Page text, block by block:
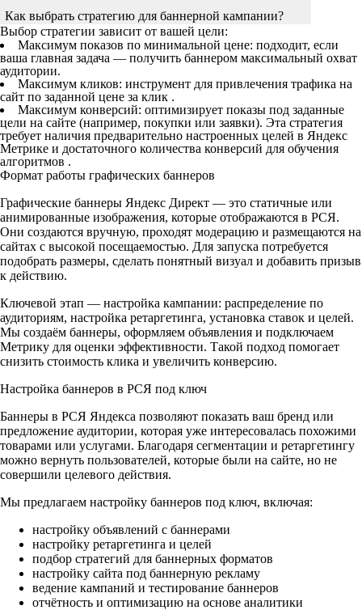
Как выбрать стратегию для баннерной кампании?
Выбор стратегии зависит от вашей цели:
Максимум показов по минимальной цене: подходит, если
ваша главная задача — получить баннером максимальный охват
аудитории.
Максимум кликов: инструмент для привлечения трафика на
сайт по заданной цене за клик .
Максимум конверсий: оптимизирует показы под заданные
цели на сайте (например, покупки или заявки). Эта стратегия
требует наличия предварительно настроенных целей в Яндекс
Метрике и достаточного количества конверсий для обучения
алгоритмов .
Формат работы графических баннеров
Графические баннеры Яндекс Директ — это статичные или
анимированные изображения, которые отображаются в РСЯ.
Они создаются вручную, проходят модерацию и размещаются на
сайтах с высокой посещаемостью. Для запуска потребуется
подобрать размеры, сделать понятный визуал и добавить призыв
к действию.
Ключевой этап — настройка кампании: распределение по
аудиториям, настройка ретаргетинга, установка ставок и целей.
Мы создаём баннеры, оформляем объявления и подключаем
Метрику для оценки эффективности. Такой подход помогает
снизить стоимость клика и увеличить конверсию.
Настройка баннеров в РСЯ под ключ
Баннеры в РСЯ Яндекса позволяют показать ваш бренд или
предложение аудитории, которая уже интересовалась похожими
товарами или услугами. Благодаря сегментации и ретаргетингу
можно вернуть пользователей, которые были на сайте, но не
совершили целевого действия.
Мы предлагаем настройку баннеров под ключ, включая:
настройку объявлений с баннерами
настройку ретаргетинга и целей
подбор стратегий для баннерных форматов
настройку сайта под баннерную рекламу
ведение кампаний и тестирование баннеров
отчётность и оптимизацию на основе аналитики